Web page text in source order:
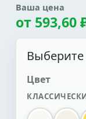
Ваша цена
от 593,60
Цвет